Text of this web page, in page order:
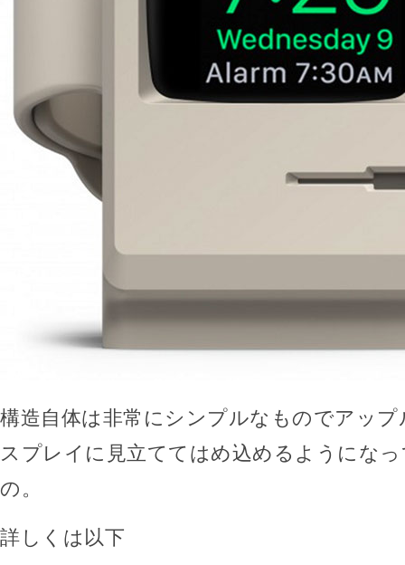
構造自体は非常にシンプルなものでアッ
スプレイに見立ててはめ込めるようにな
の。
詳しくは以下